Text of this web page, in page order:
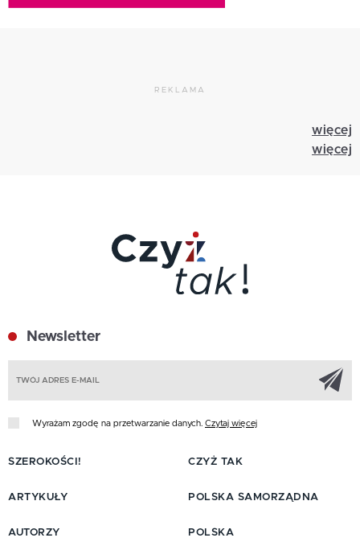
REKLAMA
więcej
więcej
Newsletter
Wyrażam zgodę na przetwarzanie danych. Czytaj więcej
SZEROKOŚCI!
ARTYKUŁY
AUTORZY
CZYŻ TAK
POLSKA SAMORZĄDNA
POLSKA